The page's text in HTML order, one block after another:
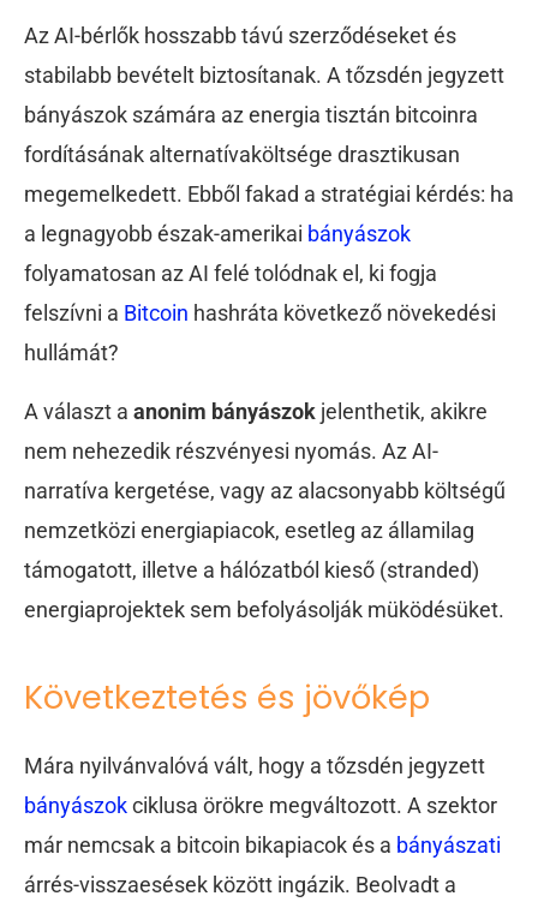
Az AI-bérlők hosszabb távú szerződéseket és
stabilabb bevételt biztosítanak. A tőzsdén jegyzett
bányászok számára az energia tisztán bitcoinra
fordításának alternatívaköltsége drasztikusan
megemelkedett. Ebből fakad a stratégiai kérdés: ha
a legnagyobb észak-amerikai bányászok
folyamatosan az AI felé tolódnak el, ki fogja
felszívni a Bitcoin hashráta következő növekedési
hullámát?
A választ a anonim bányászok jelenthetik, akikre
nem nehezedik részvényesi nyomás. Az AI-
narratíva kergetése, vagy az alacsonyabb költségű
nemzetközi energiapiacok, esetleg az államilag
támogatott, illetve a hálózatból kieső (stranded)
energiaprojektek sem befolyásolják müködésüket.
Következtetés és jövőkép
Mára nyilvánvalóvá vált, hogy a tőzsdén jegyzett
bányászokciklusa örökre megváltozott. A szektor
már nemcsak a bitcoin bikapiacok és a bányászati
árrés-visszaesések között ingázik. Beolvadt a